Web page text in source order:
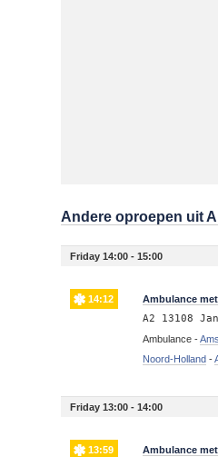
Andere oproepen uit
Friday 14:00 - 15:00
14:12 Ambulance
A2 13108
Ambulance -
Noord-Holland -
Friday 13:00 - 14:00
13:59 Ambulance